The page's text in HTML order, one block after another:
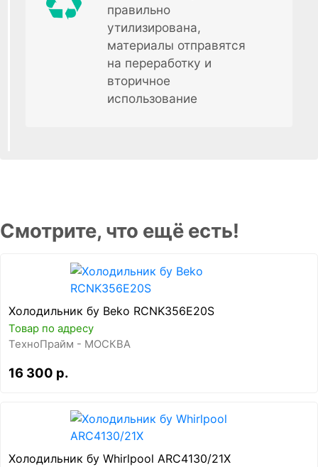
правильно
утилизирована,
материалы отправятся
на переработку и
вторичное
использование
Смотрите, что ещё есть!
Холодильник бу Beko RCNK356E20S
Товар по адресу
ТехноПрайм - МОСКВА
16 300 р.
Холодильник бу Whirlpool ARC4130/21X